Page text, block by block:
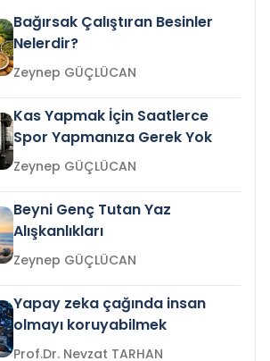
Bağırsak Çalıştıran Besinler
Nelerdir?
Zeynep GÜÇLÜCAN
Kas Yapmak İçin Saatlerce
Spor Yapmanıza Gerek Yok
Zeynep GÜÇLÜCAN
Beyni Genç Tutan Yaz
Alışkanlıkları
Zeynep GÜÇLÜCAN
Yapay zeka çağında insan
olmayı koruyabilmek
Prof.Dr. Nevzat TARHAN